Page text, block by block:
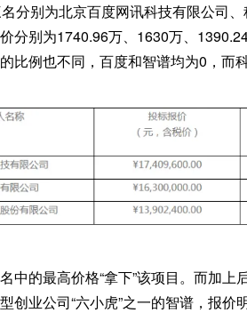
分别为北京百度网讯科技有限公司
分别为1740.96万、1630万、
比例也不同，百度和智谱均为0，而
中的最高价格“拿下”该项目。而加上
创业公司“六小虎”之一的智谱，报价